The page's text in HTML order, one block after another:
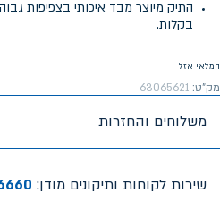
בקלות.
המלאי אזל
מק"ט: 63065621
משלוחים והחזרות
שירות לקוחות ותיקונים מודן: